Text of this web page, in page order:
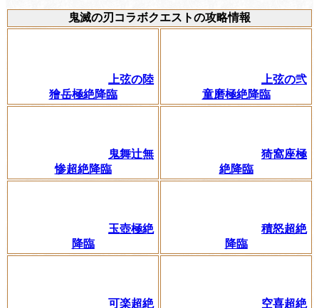
鬼滅の刃コラボクエストの攻略情報
上弦の陸
獪岳極絶降臨
上弦の弐
童磨極絶降臨
鬼舞辻無
惨超絶降臨
猗窩座極
絶降臨
玉壺極絶
降臨
積怒超絶
降臨
可楽超絶 空喜超絶